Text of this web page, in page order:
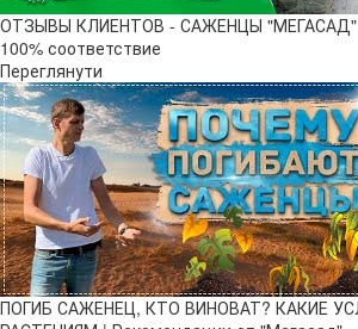
ОТЗЫВЫ КЛИЕНТОВ - САЖЕНЦЫ "МЕГАСАД"
100% соответствие
Переглянути
ПОГИБ САЖЕНЕЦ, КТО ВИНОВАТ? КАКИЕ